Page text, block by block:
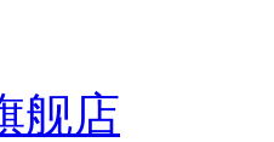
舰店